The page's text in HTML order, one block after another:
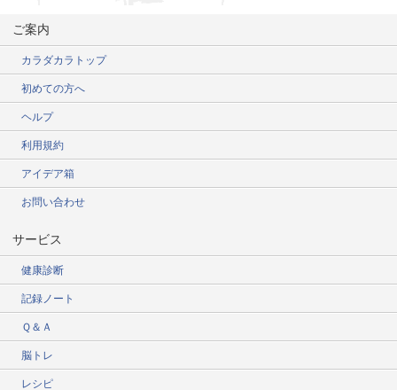
ご案内
カラダカラトップ
初めての方へ
ヘルプ
利用規約
アイデア箱
お問い合わせ
サービス
健康診断
記録ノート
Ｑ＆Ａ
脳トレ
レシピ